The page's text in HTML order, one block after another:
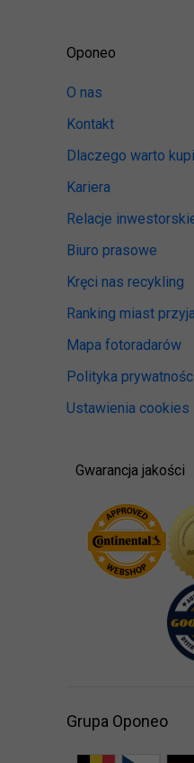
Oponeo
O nas
Kontakt
Dlaczego warto
Kariera
Relacje
Biuro prasowe
Kręci nas recykling
Ranking miast
Mapa fotoradarów
Polityka
Ustawienia cookies
Gwarancja jakości
Grupa Oponeo